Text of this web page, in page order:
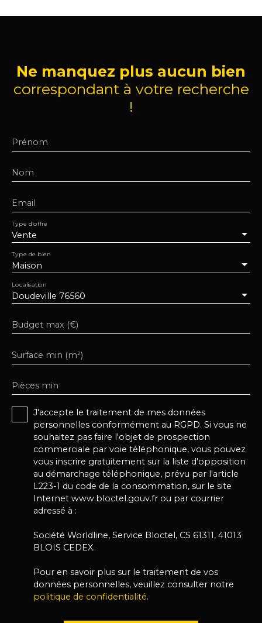
Ne manquez plus aucun bien
correspondant à votre recherche
!
Prénom
Nom
Email
Vente
Type d'offre
Maison
Type de bien
Doudeville 76560
Localisation
Budget max (€)
Surface min (m²)
Pièces min
J'accepte le traitement de mes données
personnelles conformément au RGPD. Si vous ne
souhaitez pas faire l'objet de prospection
commerciale par voie téléphonique, vous pouvez
vous inscrire gratuitement sur la liste d'opposition
au démarchage téléphonique, prévu par l'article
L223-1 du code de la consommation, sur le site
Internet www.bloctel.gouv.fr ou par courrier
adressé à :
Société Worldline, Service Bloctel, CS 61311, 41013
BLOIS CEDEX.
Pour en savoir plus sur le traitement de vos
données personnelles, veuillez consulter notre
politique de confidentialité.